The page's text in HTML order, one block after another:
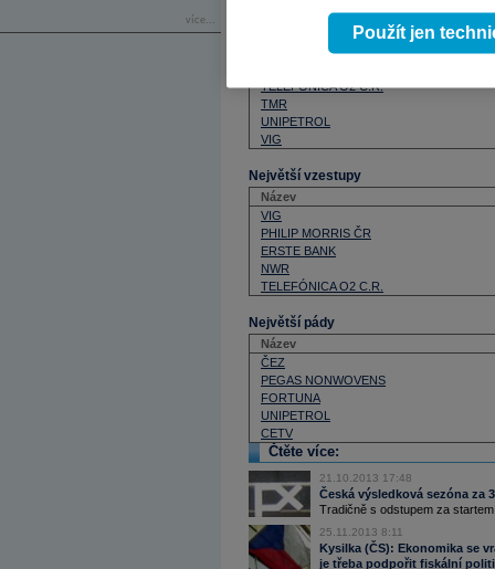
více...
PEGAS NONWOVENS
TELEFÓNICA O2 C.R.
TMR
UNIPETROL
VIG
Největší vzestupy
Název
VIG
PHILIP MORRIS ČR
ERSTE BANK
NWR
TELEFÓNICA O2 C.R.
Největší pády
Název
ČEZ
PEGAS NONWOVENS
FORTUNA
UNIPETROL
CETV
Čtěte více:
21.10.2013 17:48
Česká výsledková sezóna za
Tradičně s odstupem za
25.11.2013 8:11
Kysilka (ČS): Ekonomika se
je třeba podpořit fiskální
Použít jen